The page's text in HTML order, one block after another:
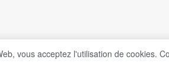
vous acceptez l'utilisation de cookies.